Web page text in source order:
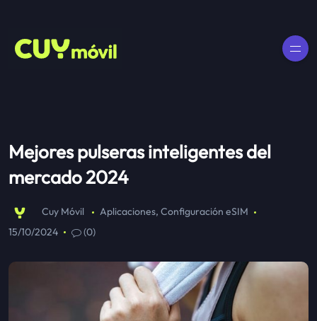
Mejores pulseras inteligentes del
mercado 2024
Cuy Móvil Aplicaciones, Configuración eSIM
15/10/2024
(0)